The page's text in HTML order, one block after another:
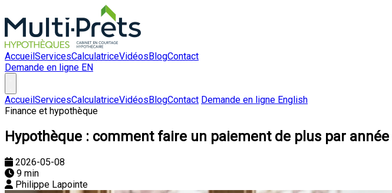
AccueilServicesCalculatriceVidéosBlogContact
Demande en ligne EN
AccueilServicesCalculatriceVidéosBlogContact Demande en ligne English
Finance et hypothèque
Hypothèque : comment faire un paiement de plus par
2026-05-08
9 min
Philippe Lapointe